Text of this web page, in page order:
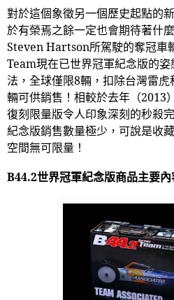
對於這個象徵另一個歷史起點的
於有榮焉之餘一定也會期待著什
Steven Hartson所駕駛的奪冠車
Team現在已世界冠軍紀念版的
法，全球僅限8輛，扣除台灣雷
輛可供銷售！相較於去年（2013）
復刻限量版令人印象深刻的秒殺
紀念版銷售數量極少，可說是收
空間無可限量！
B44.2世界冠軍紀念版商品主要內